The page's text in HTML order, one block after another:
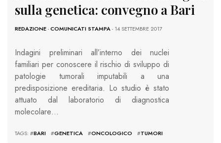
sulla genetica: convegno a Bari
REDAZIONE-COMUNICATI STAMPA- 14 SETTEMBRE 2017
Indagini preliminari all’interno dei nuclei
familiari per conoscere il rischio di sviluppo di
patologie tumorali imputabili a una
predisposizione ereditaria. Lo studio è stato
attuato dal laboratorio di diagnostica
molecolare…
TAGS: #BARI #GENETICA #ONCOLOGICO #TUMORI